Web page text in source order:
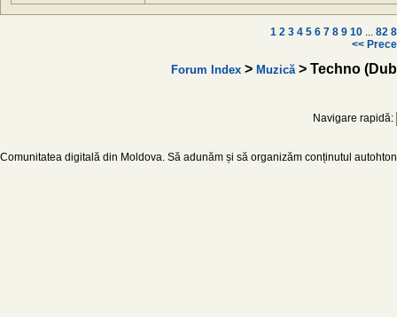
1 2 3 4 5 6 7 8 9 10... 82
<<
Forum Index> Muzică> Techno
Navigare rapidă:
Comunitatea digitală din Moldova. Să adunăm și să organizăm conținutul